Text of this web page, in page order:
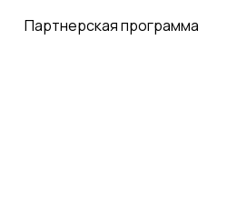
Партнерская программа